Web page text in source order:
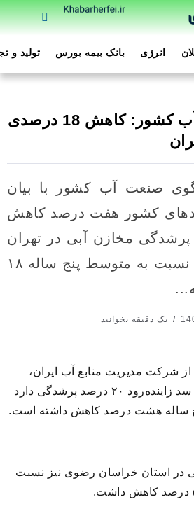
انرژی بانک بیمه بورس تولید و
سخنگوی صنعت آب کشور: کاهش 18 درصدی
صنعت آب کشور با بیان
کشور هفت درصد کاهش
مخازن آبی در تهران
۲۳ درصد است که نسبت به متوسط پنج ساله ۱۸
یک دقیقه بخوانید
شرکت مدیریت منابع آب ایران،
فیروز قاسم‌زاده افزود: سد زاینده‌رود ۲۰ درصد پرشدگی دارد
ساله هشت درصد کاهش داشته است.
در استان خراسان رضوی نیز نسبت
.